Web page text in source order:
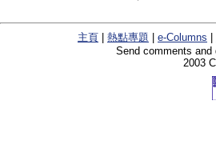
主頁 熱點專題 e-Columns
Send comments
2003